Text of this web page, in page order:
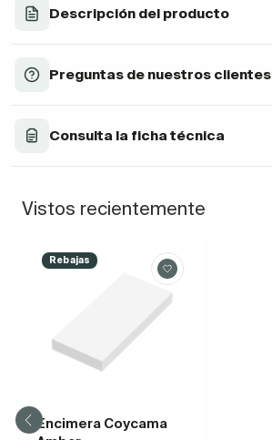
Descripción del producto
Preguntas de nuestros clientes
Consulta la ficha técnica
Vistos recientemente
Rebajas
Encimera Coycama